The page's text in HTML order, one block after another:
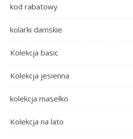
kod rabatowy
kolarki damskie
Kolekcja basic
Kolekcja jesienna
kolekcja masełko
Kolekcja na lato